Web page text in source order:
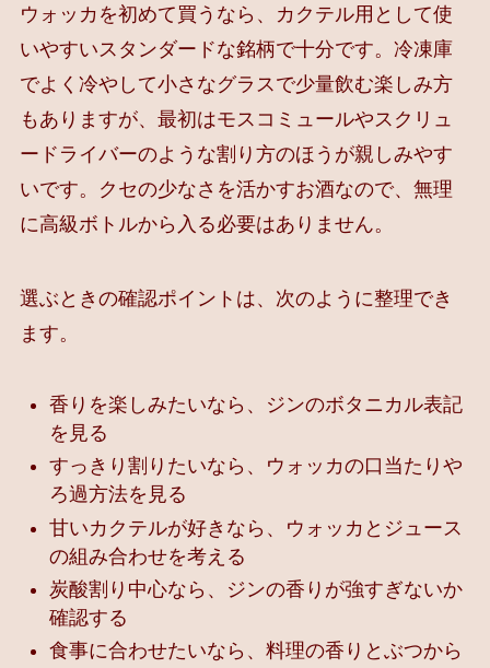
ウォッカを初めて買うなら、カクテル用として使
いやすいスタンダードな銘柄で十分です。冷凍庫
でよく冷やして小さなグラスで少量飲む楽しみ方
もありますが、最初はモスコミュールやスクリュ
ードライバーのような割り方のほうが親しみやす
いです。クセの少なさを活かすお酒なので、無理
に高級ボトルから入る必要はありません。
選ぶときの確認ポイントは、次のように整理でき
ます。
香りを楽しみたいなら、ジンのボタニカル表記
を見る
すっきり割りたいなら、ウォッカの口当たりや
ろ過方法を見る
甘いカクテルが好きなら、ウォッカとジュース
の組み合わせを考える
炭酸割り中心なら、ジンの香りが強すぎないか
確認する
食事に合わせたいなら、料理の香りとぶつから